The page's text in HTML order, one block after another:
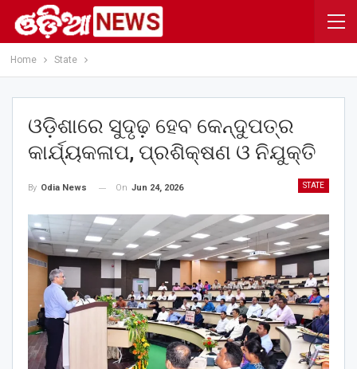
Home State
ଓଡ଼ିଶାରେ ସୁଦୃଢ଼ ହେବ କେନ୍ଦୁପତ୍ର
କାର୍ଯ୍ୟକଳାପ, ପ୍ରଶିକ୍ଷଣ ଓ ନିଯୁକ୍ତି
STATE
By Odia News On Jun 24, 2026